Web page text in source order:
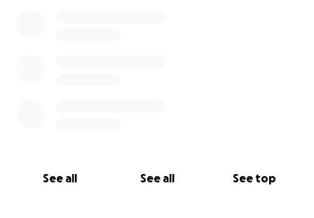
See all See all See top